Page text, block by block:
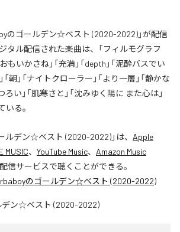
のゴールデン☆ベスト (2020-2022)」が配信
タル配信された楽曲は、「フィルモグラフ
もいかさね」「充満」「depth」「泥酔バスでい
「朝」「ナイトクローラー」「より一層」「静かな
ろい」「肌寒さと」「沈みゆく陽に また心は」
いる。
ルデン☆ベスト (2020-2022)」は、 Apple
MUSIC、 YouTube Music、 Amazon Music
信サービスで聴くことができる。
のゴールデン☆ベスト (2020-2022)